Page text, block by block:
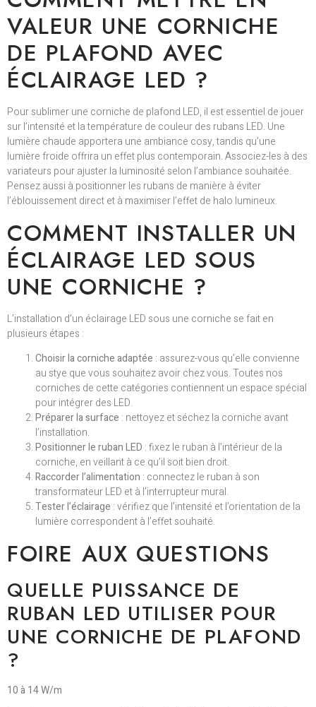
VALEUR UNE CORNICHE
DE PLAFOND AVEC
ÉCLAIRAGE LED ?
Pour sublimer une corniche de plafond LED, il est essentiel de jouer
sur l’intensité et la température de couleur des rubans LED. Une
lumière chaude apportera une ambiance cosy, tandis qu’une
lumière froide offrira un effet plus contemporain. Associez-les à des
variateurs pour ajuster la luminosité selon l’ambiance souhaitée.
Pensez aussi à positionner les rubans de manière à éviter
l’éblouissement direct et à maximiser l’effet de halo lumineux.
COMMENT INSTALLER UN
ÉCLAIRAGE LED SOUS
UNE CORNICHE ?
L’installation d’un éclairage LED sous une corniche se fait en
plusieurs étapes :
Choisir la corniche adaptée : assurez-vous qu’elle convienne
au stye que vous souhaitez avoir chez vous. Toutes nos
corniches de cette catégories contiennent un espace spécial
pour intégrer des LED.
Préparer la surface : nettoyez et séchez la corniche avant
l’installation.
Positionner le ruban LED : fixez le ruban à l’intérieur de la
corniche, en veillant à ce qu’il soit bien droit.
Raccorder l’alimentation : connectez le ruban à son
transformateur LED et à l’interrupteur mural.
Tester l’éclairage : vérifiez que l’intensité et l’orientation de la
lumière correspondent à l’effet souhaité.
FOIRE AUX QUESTIONS
QUELLE PUISSANCE DE
RUBAN LED UTILISER POUR
UNE CORNICHE DE PLAFOND
?
10 à 14 W/m